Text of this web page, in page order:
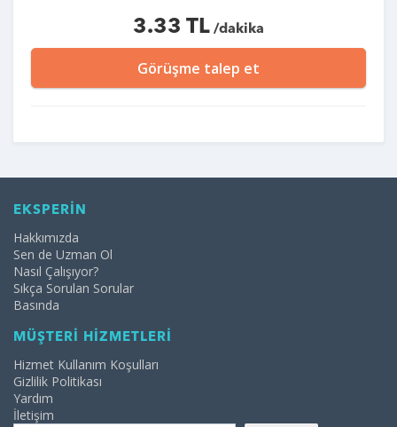
3.33 TL /dakika
Görüşme talep et
EKSPERİN
Hakkımızda
Sen de Uzman Ol
Nasıl Çalışıyor?
Sıkça Sorulan Sorular
Basında
MÜŞTERİ HİZMETLERİ
Hizmet Kullanım Koşulları
Gizlilik Politikası
Yardım
İletişim